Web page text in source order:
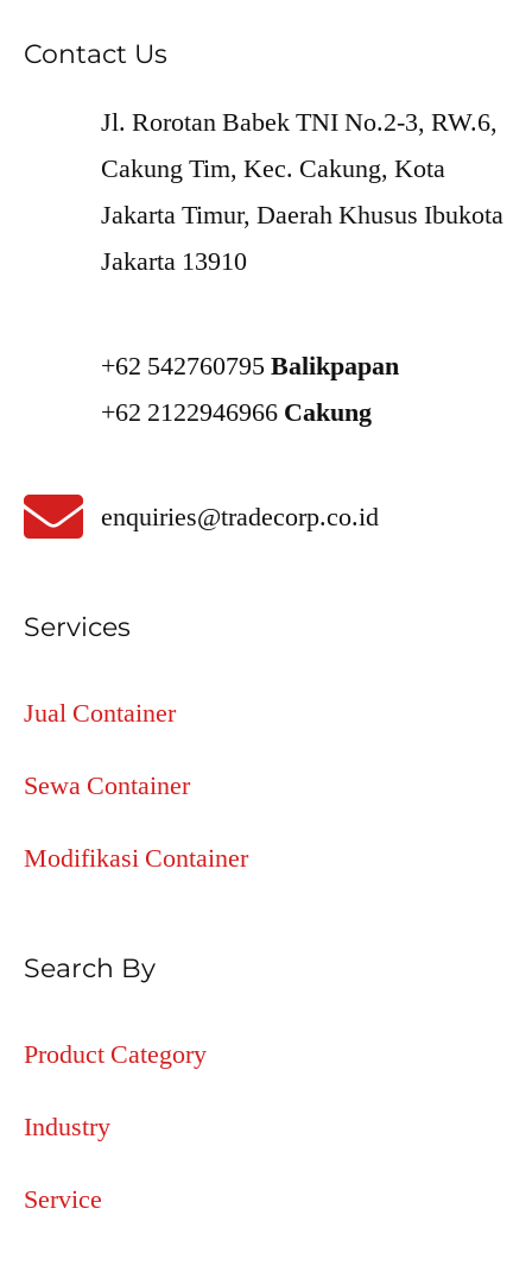
Contact Us
Jl. Rorotan Babek TNI No.2-3, RW.6,
Cakung Tim, Kec. Cakung, Kota
Jakarta Timur, Daerah Khusus Ibukota
Jakarta 13910
+62 542760795Balikpapan
+62 2122946966 Cakung
enquiries@tradecorp.co.id
Services
Jual Container
Sewa Container
Modifikasi Container
Search By
Product Category
Industry
Service